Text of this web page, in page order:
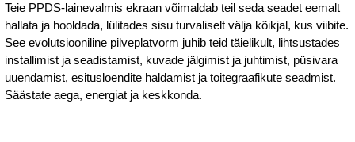
Teie PPDS-lainevalmis ekraan võimaldab teil seda seadet eemalt
hallata ja hooldada, lülitades sisu turvaliselt välja kõikjal, kus viibite.
See evolutsiooniline pilveplatvorm juhib teid täielikult, lihtsustades
installimist ja seadistamist, kuvade jälgimist ja juhtimist, püsivara
uuendamist, esitusloendite haldamist ja toitegraafikute seadmist.
Säästate aega, energiat ja keskkonda.